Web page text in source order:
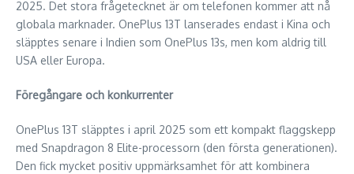
2025. Det stora frågetecknet är om telefonen kommer att nå
globala marknader. OnePlus 13T lanserades endast i Kina och
släpptes senare i Indien som OnePlus 13s, men kom aldrig till
USA eller Europa.
Föregångare och konkurrenter
OnePlus 13T släpptes i april 2025 som ett kompakt flaggskepp
med Snapdragon 8 Elite-processorn (den första generationen).
Den fick mycket positiv uppmärksamhet för att kombinera